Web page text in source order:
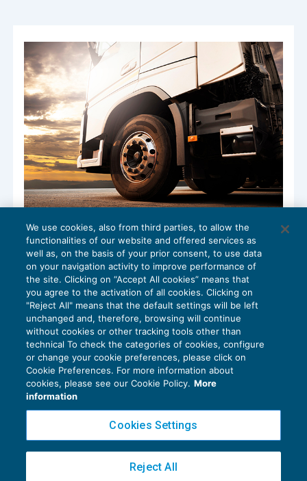
Recepite le novità in materia di distacco
nel trasporto su strada
NEWS DEL GIORNO23/03/2023
Privacy Policy
Cookie Policy
Copyright 2016 ©Gruppo Euroconference S.p.A.v2.32.4
Piazza Luigi Einaudi, 10N01 - 20124 Milano - info@ecnews.it
We use cookies, also from third parties, to allow the
functionalities of our website and offered services as
well as, on the basis of your prior consent, to use data
on your navigation activity to improve performance of
the site. Clicking on “Accept All cookies” means that
you agree to the activation of all cookies. Clicking on
"Reject All" means that the default settings will be left
unchanged and, therefore, browsing will continue
without cookies or other tracking tools other than
technical To check the categories of cookies, configure
or change your cookie preferences, please click on
Cookie Preferences. For more information about
cookies, please see our Cookie Policy. More
information
Cookies Settings
Reject All